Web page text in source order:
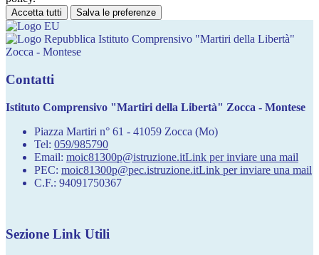
Accetta tutti Salva le preferenze
Istituto Comprensivo "Martiri della Libertà"
Zocca - Montese
Contatti
Istituto Comprensivo "Martiri della Libertà" Zocca - Montese
Piazza Martiri n° 61 - 41059 Zocca (Mo)
Tel: 059/985790
Email: moic81300p@istruzione.itLink per inviare una mail
PEC: moic81300p@pec.istruzione.itLink per inviare una mail
C.F.: 94091750367
Sezione Link Utili